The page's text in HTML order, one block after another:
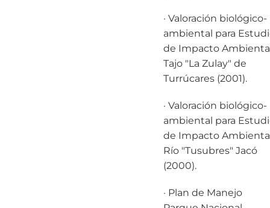
· Valoración biológico-
ambiental para
de Impacto
Tajo "La Zulay" de
Turrúcares (2001).
· Valoración biológico-
ambiental para
de Impacto
Río "Tusubres" Jacó
(2000).
· Plan de Manejo